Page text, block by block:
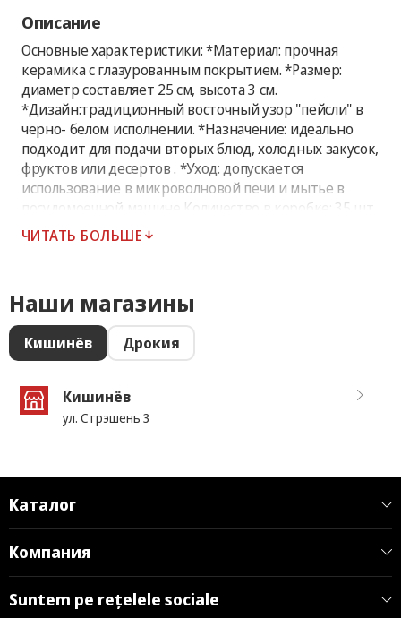
Описание
Основные характеристики: *Материал: прочная
керамика с глазурованным покрытием. *Размер:
диаметр составляет 25 см, высота 3 см.
*Дизайн:традиционный восточный узор "пейсли" в
черно- белом исполнении. *Назначение: идеально
подходит для подачи вторых блюд, холодных закусок,
фруктов или десертов . *Уход: допускается
использование в микроволновой печи и мытье в
посудомоечной машине Количество в коробке: 35 шт.
ЧИТАТЬ БОЛЬШЕ
Наши магазины
Кишинёв Дрокия
Кишинёв
ул. Стрэшень 3
Каталог
Компания
Suntem pe rețelele sociale